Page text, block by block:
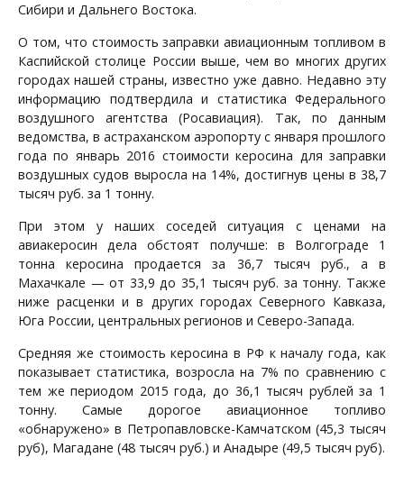
Сибири и Дальнего Востока.
О том, что стоимость заправки авиационным топливом в
Каспийской столице России выше, чем во многих других
городах нашей страны, известно уже давно. Недавно эту
информацию подтвердила и статистика Федерального
воздушного агентства (Росавиация). Так, по данным
ведомства, в астраханском аэропорту с января прошлого
года по январь 2016 стоимости керосина для заправки
воздушных судов выросла на 14%, достигнув цены в 38,7
тысяч руб. за 1 тонну.
При этом у наших соседей ситуация с ценами на
авиакеросин дела обстоят получше: в Волгограде 1
тонна керосина продается за 36,7 тысяч руб., а в
Махачкале — от 33,9 до 35,1 тысяч руб. за тонну. Также
ниже расценки и в других городах Северного Кавказа,
Юга России, центральных регионов и Северо-Запада.
Средняя же стоимость керосина в РФ к началу года, как
показывает статистика, возросла на 7% по сравнению с
тем же периодом 2015 года, до 36,1 тысяч рублей за 1
тонну. Самые дорогое авиационное топливо
«обнаружено» в Петропавловске-Камчатском (45,3 тысяч
руб), Магадане (48 тысяч руб.) и Анадыре (49,5 тысяч руб).